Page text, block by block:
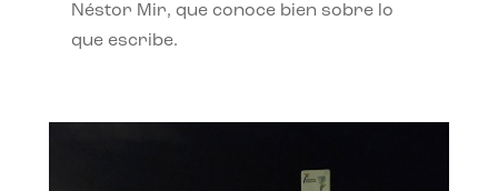
Néstor Mir, que conoce bien sobre lo
que escribe.